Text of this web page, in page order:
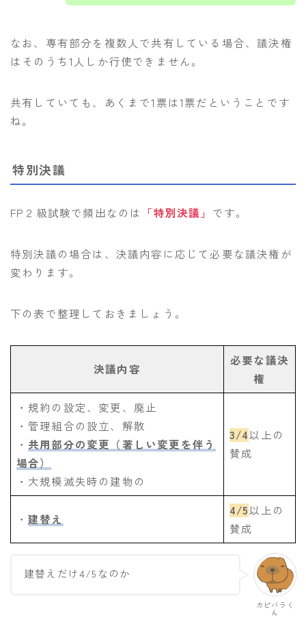
なお、専有部分を複数人で共有している場合、議決権
はそのうち1人しか行使できません。
共有していても、あくまで1票は1票だということです
ね。
特別決議
FP２級試験で頻出なのは 「特別決議」 です。
特別決議の場合は、決議内容に応じて必要な議決権が
変わります。
下の表で整理しておきましょう。
決議内容
必要な議決
権
・規約の設定、変更、廃止
・管理組合の設立、解散
・ 共用部分の変更（著しい変更を伴う
場合）
・大規模滅失時の建物の
3/4以上の
賛成
・ 建替え
4/5以上の
賛成
カピバラく
ん
建替えだけ4/5なのか